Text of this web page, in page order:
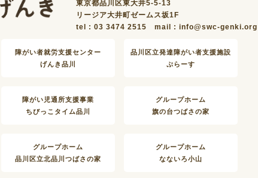
東京都品川区東大井5-5-13
リージア大井町ゼームス坂1F
tel : 03 3474 2515 mail : info@swc-genki.org
障がい者就労支援センター
げんき品川
品川区立発達障がい者支援施設
ぷらーす
障がい児通所支援事業
ちびっこタイム品川
グループホーム
旗の台つばさの家
グループホーム
品川区立北品川つばさの家
グループホーム
なないろ小山